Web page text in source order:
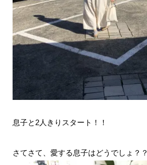
息子と2人きりスタート！！
さてさて、愛する息子はどうでしょ？？